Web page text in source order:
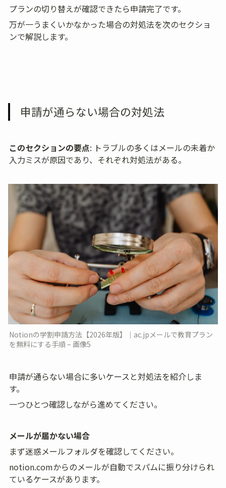
プランの切り替えが確認できたら申請完了です。
万が一うまくいかなかった場合の対処法を次のセクショ
ンで解説します。
申請が通らない場合の対処法
このセクションの要点: トラブルの多くはメールの未着か
入力ミスが原因であり、それぞれ対処法がある。
Notionの学割申請方法【2026年版】｜ac.jpメールで教育プラン
を無料にする手順 – 画像5
申請が通らない場合に多いケースと対処法を紹介しま
す。
一つひとつ確認しながら進めてください。
メールが届かない場合
まず迷惑メールフォルダを確認してください。
notion.comからのメールが自動でスパムに振り分けられ
ているケースがあります。